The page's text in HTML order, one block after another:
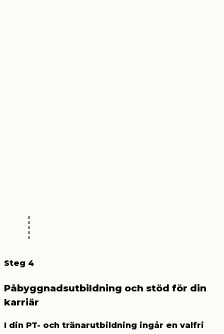
Steg 4
Påbyggnadsutbildning och stöd för din
karriär
I din PT- och tränarutbildning ingår en valfri